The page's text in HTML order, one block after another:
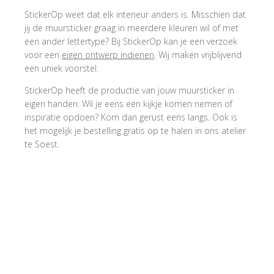
StickerOp weet dat elk interieur anders is. Misschien dat
jij de muursticker graag in meerdere kleuren wil of met
een ander lettertype? Bij StickerOp kan je een verzoek
voor een eigen ontwerp indienen. Wij maken vrijblijvend
een uniek voorstel.
StickerOp heeft de productie van jouw muursticker in
eigen handen. Wil je eens een kijkje komen nemen of
inspiratie opdoen? Kom dan gerust eens langs. Ook is
het mogelijk je bestelling gratis op te halen in ons atelier
te Soest.